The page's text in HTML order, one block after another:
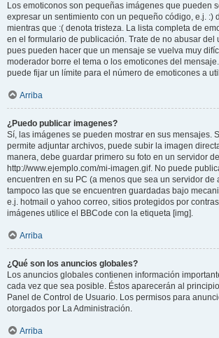
Los emoticonos son pequeñas imágenes que pueden
expresar un sentimiento con un pequeño código, e.j. :)
mientras que :( denota tristeza. La lista completa de
en el formulario de publicación. Trate de no abusar del
pues pueden hacer que un mensaje se vuelva muy
moderador borre el tema o los emoticones del
puede fijar un límite para el número de emoticones a
Arriba
¿Puedo publicar imagenes?
Sí, las imágenes se pueden mostrar en sus mensajes.
permite adjuntar archivos, puede subir la imagen
manera, debe guardar primero su foto en un servidor
http://www.ejemplo.com/mi-imagen.gif. No puede
encuentren en su PC (a menos que sea un servidor de
tampoco las que se encuentren guardadas bajo
e.j. hotmail o yahoo correo, sitios protegidos por
imágenes utilice el BBCode con la etiqueta [img].
Arriba
¿Qué son los anuncios globales?
Los anuncios globales contienen información
cada vez que sea posible. Éstos aparecerán al
Panel de Control de Usuario. Los permisos para
otorgados por La Administración.
Arriba